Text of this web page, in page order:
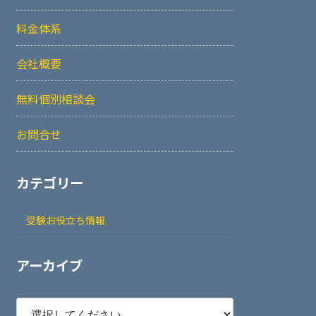
料金体系
会社概要
無料個別相談会
お問合せ
カテゴリー
受験お役立ち情報
アーカイブ